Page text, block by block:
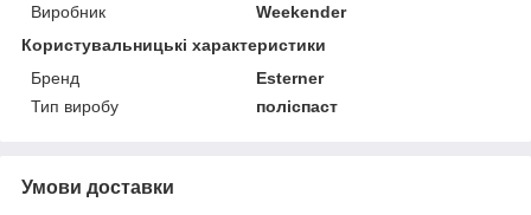
Виробник
Weekender
Користувальницькі характеристики
Бренд
Esterner
Тип виробу
поліспаст
Умови доставки